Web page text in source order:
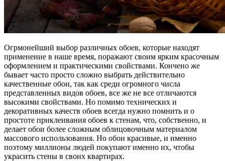
Огрмонейший выбор различных обоев, которые находят
применение в наше время, поражают своим ярким красочным
оформлением и практическими свойствами. Кончено же
бывает часто просто сложно выбрать действительно
качественные обои, так как среди огромного числа
представленных видов обоев, все же не все отличаются
высокими свойствами. Но помимо технических и
декоративных качеств обоев всегда нужно помнить и о
простоте приклеивания обоев к стенам, что, собственно, и
делает обои более сложным облицовочным материалом
массового использования. Но обои красивые, и именно
поэтому миллионы людей покупают именно их, чтобы
украсить стены в своих квартирах.